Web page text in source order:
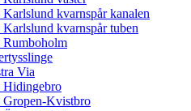
Karlslund kvarnspår kanalen
Karlslund kvarnspår tuben
Rumboholm
Via
Hidingebro
Gropen-Kvistbro